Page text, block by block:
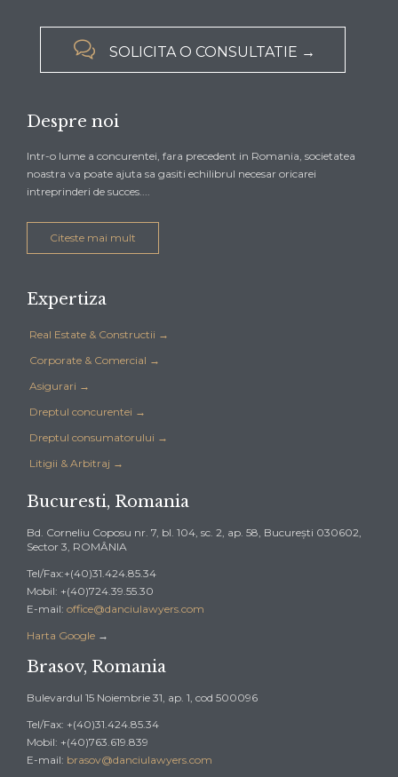
 SOLICITA O CONSULTATIE →
Despre noi
Intr-o lume a concurentei, fara precedent in Romania, societatea
noastra va poate ajuta sa gasiti echilibrul necesar oricarei
intreprinderi de succes....
Citeste mai mult
Expertiza
Real Estate & Constructii →
Corporate & Comercial →
Asigurari →
Dreptul concurentei →
Dreptul consumatorului →
Litigii & Arbitraj →
Bucuresti, Romania
Bd. Corneliu Coposu nr. 7, bl. 104, sc. 2, ap. 58, Bucureşti 030602,
Sector 3, ROMÂNIA
Tel/Fax:+(40)31.424.85.34
Mobil: +(40)724.39.55.30
E-mail: office@danciulawyers.com
Harta Google →
Brasov, Romania
Bulevardul 15 Noiembrie 31, ap. 1, cod 500096
Tel/Fax: +(40)31.424.85.34
Mobil: +(40)763.619.839
E-mail: brasov@danciulawyers.com